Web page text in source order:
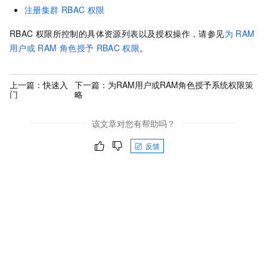
注册集群 RBAC 权限
RBAC 权限所控制的具体资源列表以及授权操作，请参见为 RAM
用户或 RAM 角色授予 RBAC 权限。
上一篇：快速入
门
下一篇： 为RAM用户或RAM角色授予系统权限策
略
该文章对您有帮助吗？
反馈